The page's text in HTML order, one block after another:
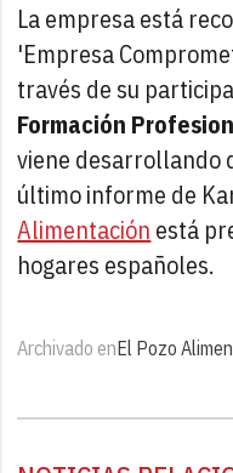
La empresa está
'Empresa
través de su
Formación
viene desarrollando
último informe de
Alimentación está
hogares españoles.
Archivado enEl Pozo